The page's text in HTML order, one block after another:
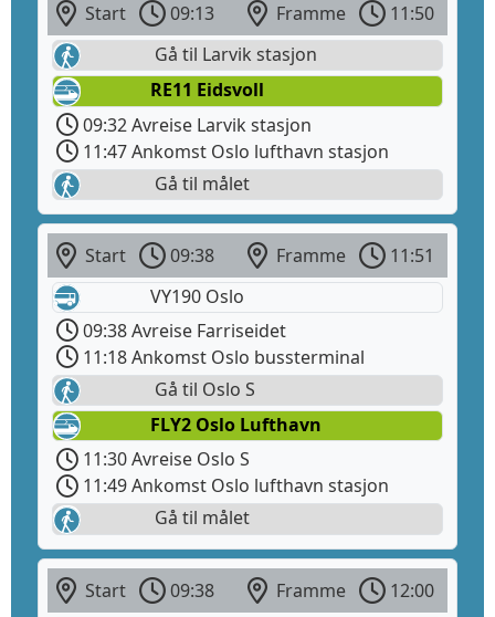
Start 09:13 Framme
11:50
Gå til Larvik stasjon
RE11 Eidsvoll
09:32 Avreise Larvik stasjon
11:47 Ankomst Oslo lufthavn stasjon
Gå til målet
Start 09:38 Framme
11:51
VY190 Oslo
09:38 Avreise Farriseidet
11:18 Ankomst Oslo bussterminal
Gå til Oslo S
FLY2 Oslo Lufthavn
11:30 Avreise Oslo S
11:49 Ankomst Oslo lufthavn stasjon
Gå til målet
Start 09:38 Framme
12:00